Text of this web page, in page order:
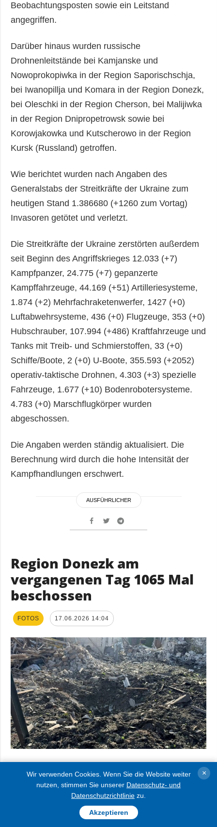
Beobachtungsposten sowie ein Leitstand
angegriffen.
Darüber hinaus wurden russische
Drohnenleitstände bei Kamjanske und
Nowoprokopiwka in der Region Saporischschja,
bei Iwanopillja und Komara in der Region Donezk,
bei Oleschki in der Region Cherson, bei Malijiwka
in der Region Dnipropetrowsk sowie bei
Korowjakowka und Kutscherowo in der Region
Kursk (Russland) getroffen.
Wie berichtet wurden nach Angaben des
Generalstabs der Streitkräfte der Ukraine zum
heutigen Stand 1.386680 (+1260 zum Vortag)
Invasoren getötet und verletzt.
Die Streitkräfte der Ukraine zerstörten außerdem
seit Beginn des Angriffskrieges 12.033 (+7)
Kampfpanzer, 24.775 (+7) gepanzerte
Kampffahrzeuge, 44.169 (+51) Artilleriesysteme,
1.874 (+2) Mehrfachraketenwerfer, 1427 (+0)
Luftabwehrsysteme, 436 (+0) Flugzeuge, 353 (+0)
Hubschrauber, 107.994 (+486) Kraftfahrzeuge und
Tanks mit Treib- und Schmierstoffen, 33 (+0)
Schiffe/Boote, 2 (+0) U-Boote, 355.593 (+2052)
operativ-taktische Drohnen, 4.303 (+3) spezielle
Fahrzeuge, 1.677 (+10) Bodenrobotersysteme.
4.783 (+0) Marschflugkörper wurden
abgeschossen.
Die Angaben werden ständig aktualisiert. Die
Berechnung wird durch die hohe Intensität der
Kampfhandlungen erschwert.
AUSFÜHRLICHER
Region Donezk am
vergangenen Tag 1065 Mal
beschossen
FOTOS 17.06.2026 14:04
Frontlinie und Ortschaften in der Region
Donezk in den vergangenen 24 Stunden
1065 Mal. 166 zivile Objekte, 144 davon
Wir verwenden Cookies. Wenn Sie die Website weiter
nutzen, stimmen Sie unserer Datenschutz- und
Datenschutzrichtlinie zu.
Akzeptieren
×